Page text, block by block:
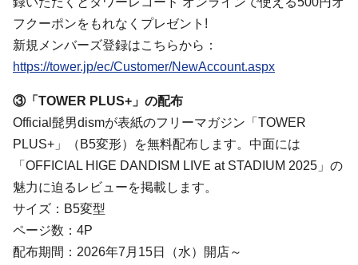
フクーポンをもれなくプレゼント!
新規メンバーズ登録はこちらから：
https://tower.jp/ec/Customer/NewAccount.aspx
③「TOWER PLUS+」の配布
Official髭男dismが表紙のフリーマガジン「TOWER
PLUS+」（B5変形）を無料配布します。中面には
「OFFICIAL HIGE DANDISM LIVE at STADIUM 2025」の
魅力に迫るレビューを掲載します。
サイズ：B5変型
ページ数：4P
配布期間：2026年7月15日（水）開店～